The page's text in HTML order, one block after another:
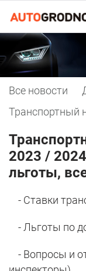
Все новости
Транспортный
2023 /
льготы,
- Ставки
- Льготы по
- Вопросы и